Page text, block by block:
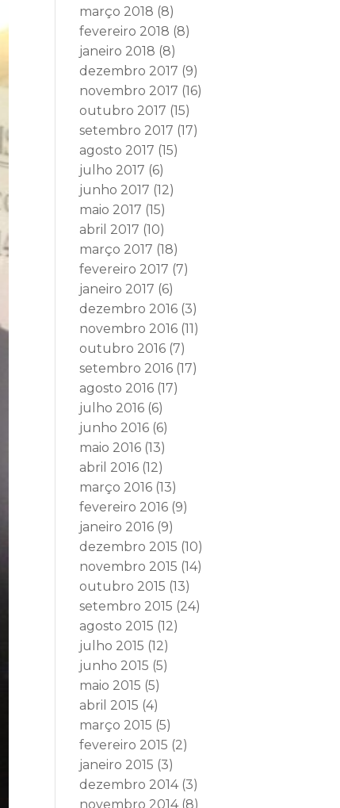
março 2018 (8)
fevereiro 2018 (8)
janeiro 2018 (8)
dezembro 2017 (9)
novembro 2017 (16)
outubro 2017 (15)
setembro 2017 (17)
agosto 2017 (15)
julho 2017 (6)
junho 2017 (12)
maio 2017 (15)
abril 2017 (10)
março 2017 (18)
fevereiro 2017 (7)
janeiro 2017 (6)
dezembro 2016 (3)
novembro 2016 (11)
outubro 2016 (7)
setembro 2016 (17)
agosto 2016 (17)
julho 2016 (6)
junho 2016 (6)
maio 2016 (13)
abril 2016 (12)
março 2016 (13)
fevereiro 2016 (9)
janeiro 2016 (9)
dezembro 2015 (10)
novembro 2015 (14)
outubro 2015 (13)
setembro 2015 (24)
agosto 2015 (12)
julho 2015 (12)
junho 2015 (5)
maio 2015 (5)
abril 2015 (4)
março 2015 (5)
fevereiro 2015 (2)
janeiro 2015 (3)
dezembro 2014(3)
novembro 2014(8)